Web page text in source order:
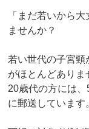
「まだ若いから
ませんか？
若い世代の子宮頸
がほとんどありま
20歳代の方には
に郵送しています